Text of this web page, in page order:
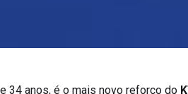
34 anos, é o mais novo reforço do